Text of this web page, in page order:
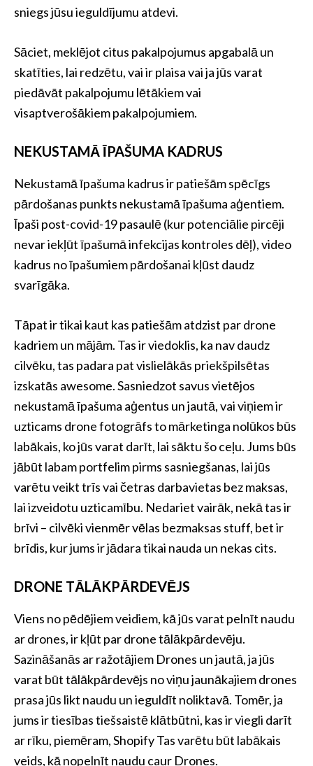
sniegs jūsu ieguldījumu atdevi.
Sāciet, meklējot citus pakalpojumus apgabalā un
skatīties, lai redzētu, vai ir plaisa vai ja jūs varat
piedāvāt pakalpojumu lētākiem vai
visaptverošākiem pakalpojumiem.
NEKUSTAMĀ ĪPAŠUMA KADRUS
Nekustamā īpašuma kadrus ir patiešām spēcīgs
pārdošanas punkts nekustamā īpašuma aģentiem.
Īpaši post-covid-19 pasaulē (kur potenciālie pircēji
nevar iekļūt īpašumā infekcijas kontroles dēļ), video
kadrus no īpašumiem pārdošanai kļūst daudz
svarīgāka.
Tāpat ir tikai kaut kas patiešām atdzist par drone
kadriem un mājām. Tas ir viedoklis, ka nav daudz
cilvēku, tas padara pat vislielākās priekšpilsētas
izskatās awesome. Sasniedzot savus vietējos
nekustamā īpašuma aģentus un jautā, vai viņiem ir
uzticams drone fotogrāfs to mārketinga nolūkos būs
labākais, ko jūs varat darīt, lai sāktu šo ceļu. Jums būs
jābūt labam portfelim pirms sasniegšanas, lai jūs
varētu veikt trīs vai četras darbavietas bez maksas,
lai izveidotu uzticamību. Nedariet vairāk, nekā tas ir
brīvi – cilvēki vienmēr vēlas bezmaksas stuff, bet ir
brīdis, kur jums ir jādara tikai nauda un nekas cits.
DRONE TĀLĀKPĀRDEVĒJS
Viens no pēdējiem veidiem, kā jūs varat pelnīt naudu
ar drones, ir kļūt par drone tālākpārdevēju.
Sazināšanās ar ražotājiem Drones un jautā, ja jūs
varat būt tālākpārdevējs no viņu jaunākajiem drones
prasa jūs likt naudu un ieguldīt noliktavā. Tomēr, ja
jums ir tiesības tiešsaistē klātbūtni, kas ir viegli darīt
ar rīku, piemēram, Shopify Tas varētu būt labākais
veids, kā nopelnīt naudu caur Drones.